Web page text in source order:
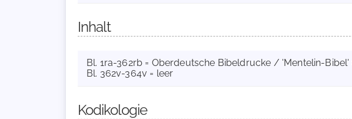
Inhalt
Bl. 1ra-362rb = Oberdeutsche Bibeldrucke / 'Mentelin-
Bl. 362v-364v = leer
Kodikologie